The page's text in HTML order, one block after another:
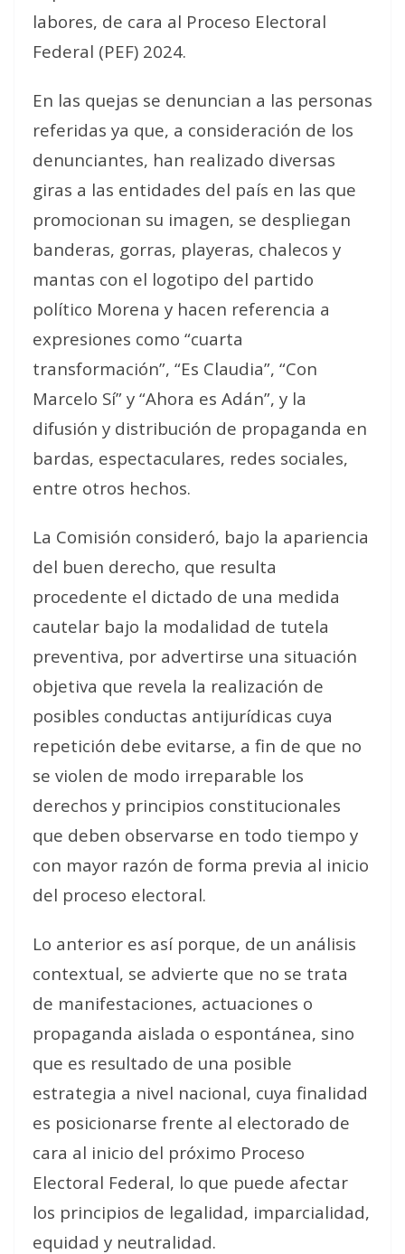
labores, de cara al Proceso Electoral
Federal (PEF) 2024.
En las quejas se denuncian a las personas
referidas ya que, a consideración de los
denunciantes, han realizado diversas
giras a las entidades del país en las que
promocionan su imagen, se despliegan
banderas, gorras, playeras, chalecos y
mantas con el logotipo del partido
político Morena y hacen referencia a
expresiones como “cuarta
transformación”, “Es Claudia”, “Con
Marcelo Sí” y “Ahora es Adán”, y la
difusión y distribución de propaganda en
bardas, espectaculares, redes sociales,
entre otros hechos.
La Comisión consideró, bajo la apariencia
del buen derecho, que resulta
procedente el dictado de una medida
cautelar bajo la modalidad de tutela
preventiva, por advertirse una situación
objetiva que revela la realización de
posibles conductas antijurídicas cuya
repetición debe evitarse, a fin de que no
se violen de modo irreparable los
derechos y principios constitucionales
que deben observarse en todo tiempo y
con mayor razón de forma previa al inicio
del proceso electoral.
Lo anterior es así porque, de un análisis
contextual, se advierte que no se trata
de manifestaciones, actuaciones o
propaganda aislada o espontánea, sino
que es resultado de una posible
estrategia a nivel nacional, cuya finalidad
es posicionarse frente al electorado de
cara al inicio del próximo Proceso
Electoral Federal, lo que puede afectar
los principios de legalidad, imparcialidad,
equidad y neutralidad.